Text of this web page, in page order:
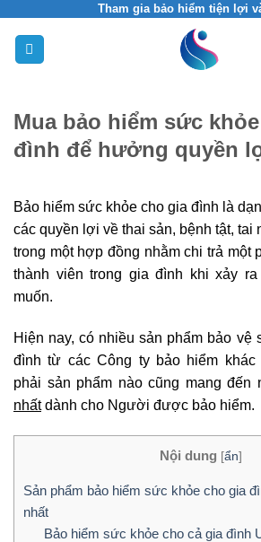
content
Tham gia bảo hiểm tiện lợi
Mua bảo hiểm sức
đình để hưởng quyền
Bảo hiểm sức khỏe cho gia đình là
các quyền lợi về thai sản, bệnh tật,
trong một hợp đồng nhằm chi trả một
thành viên trong gia đình khi xảy
muốn.
Hiện nay, có nhiều sản phẩm bảo vệ
đình từ các Công ty bảo hiểm khác
phải sản phẩm nào cũng mang đến
nhấtdành cho Người được bảo hiểm.
Nội dung [ẩn]
Sản phẩm bảo hiểm sức khỏe cho gia
nhất
Bảo hiểm sức khỏe cho cả gia đình